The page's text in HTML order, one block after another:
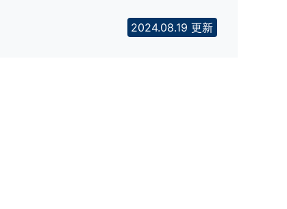
2024.08.19 更新